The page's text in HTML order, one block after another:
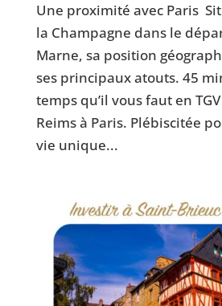
Une proximité avec Paris
la Champagne dans le
Marne, sa position
ses principaux atouts. 45
temps qu’il vous faut en
Reims à Paris. Plébiscitée
vie unique...